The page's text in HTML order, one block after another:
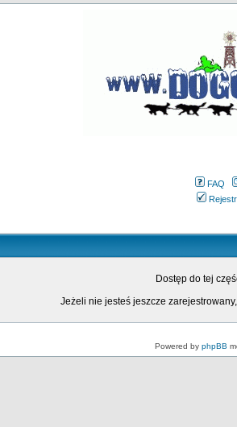
FAQ
Dostęp do tej
Jeżeli nie jesteś jeszcze
Powered by phpBB